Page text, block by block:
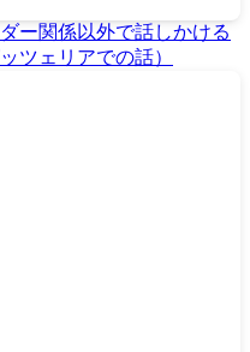
ー関係以外で話しかける
ツェリアでの話）